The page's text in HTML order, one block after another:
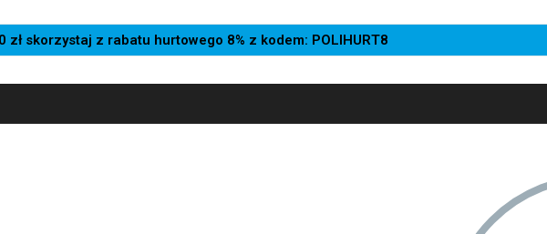
skorzystaj z rabatu hurtowego 8% z kodem: POLIHURT8